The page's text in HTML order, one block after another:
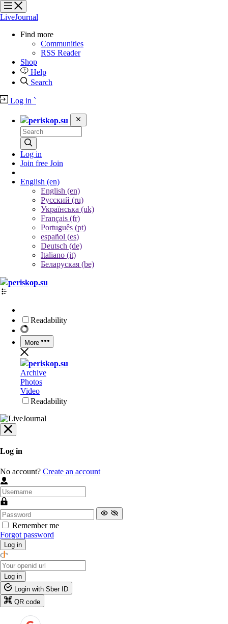
?
?
?
?
LiveJournal
Find more
Communities
RSS Reader
Shop
Help
Search
Log in `
periskop.su
Log in
Join free Join
English (en)
English (en)
Русский (ru)
Українська (uk)
Français (fr)
Português (pt)
español (es)
Deutsch (de)
Italiano (it)
Беларуская (be)
periskop.su
Readability
More
periskop.su
Archive
Photos
Video
Readability
Log in
No account? Create an account
Remember me
Forgot password
Log in
Log in
Login with Sber ID
QR code